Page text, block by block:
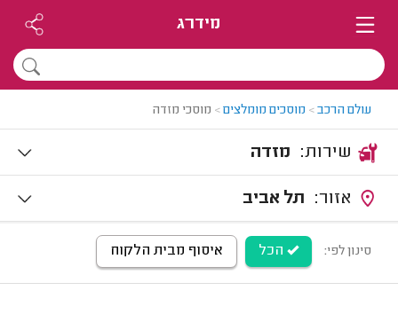
מידרג
עולם הרכב> מוסכים מומלצים> מוסכי מזדה
מזדה
תל אביב
סינון לפי: הכל איסוף מבית הלקוח